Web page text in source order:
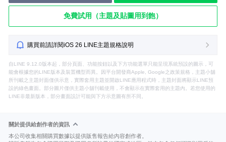
免費試用（主題及貼圖用到飽）
購買前請詳閱iOS 26 LINE主題規格說明
自LINE 9.12.0版本起，部分頁面、功能按鈕以及下方功能選單只能呈現系統預設的圖示，可
能會根據您的LINE版本及裝置機型而異。因平台開發商Apple, Google之政策規格，主題小舖
所刊載之主題封面僅供示意，實際套用主題並開啟LINE應用程式時，主題封面將顯示LINE預
設的綠色畫面。部分圖片僅供主題小舖刊載使用，不會顯示在實際套用的主題內。若您使用的
LINE非最新版本，部分畫面設計可能與下方示意圖有所不同。
關於提供給創作者的資訊
本公司收集相關購買數據以提供販售報告給內容創作者。